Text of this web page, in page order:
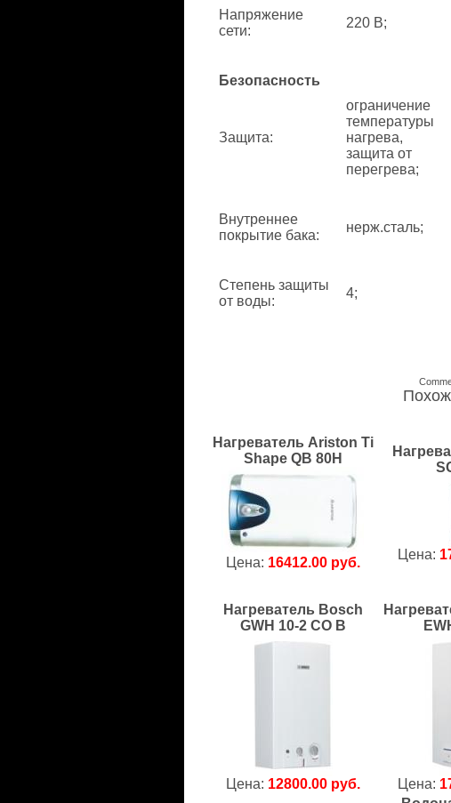
Напряжение
сети:
220 В;
Безопасность
Защита:
ограничение
температуры
нагрева,
защита от
перегрева;
Внутреннее
покрытие бака:
нерж.сталь;
Степень защиты
от воды:
4;
Нагреватель Ariston Ti
Shape QB 80H
Цена: 16412.00 руб.
Цена:
Нагреватель Bosch
GWH 10-2 CO B
Цена: 12800.00 руб. Цена: